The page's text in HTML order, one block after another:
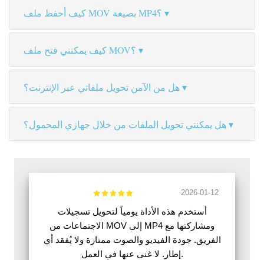
كيف أحفظ ملف MOV بصيغة MP4؟
كيف يمكنني فتح ملف MOV؟
هل من الآمن تحويل ملفاتي عبر الإنترنت؟
هل يمكنني تحويل الملفات من خلال جهازي المحمول؟
2026-01-12
أستخدم هذه الأداة يومياً لتحويل تسجيلات
الاجتماعات من MOV إلى MP4 ومشاركتها مع
الفريق. جودة الفيديو والصوت ممتازة ولا يُفقد أي
إطار. لا غنى عنها في العمل.